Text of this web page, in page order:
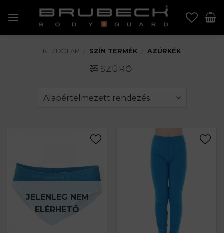
KEZDŐLAP SZÍN TERMÉK AZÚRKÉK
SZŰRŐ
JELENLEG NEM
ELÉRHETŐ